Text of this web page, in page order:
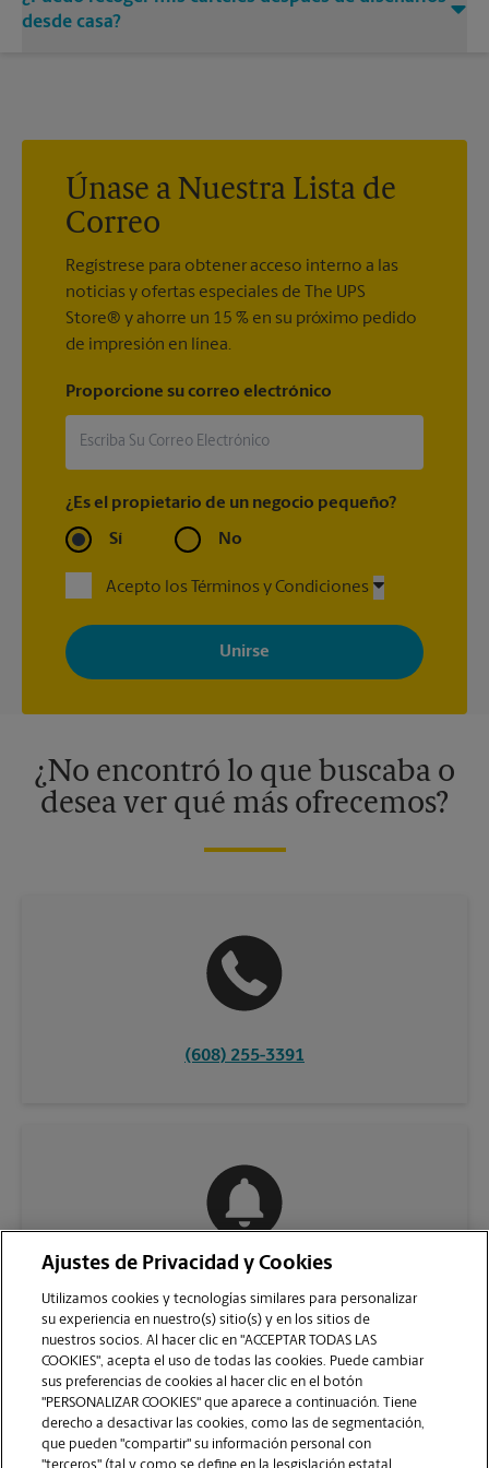
ayudarle a obtener el cartel del tamaño exacto que estás
desde casa?
Únase a Nuestra Lista de
Correo
Regístrese para obtener acceso interno a las
noticias y ofertas especiales de The UPS
Store® y ahorre un 15 % en su próximo pedido
de impresión en línea.
Proporcione su correo electrónico
¿Es el propietario de un negocio pequeño?
Sí No
Acepto los Términos y Condiciones
Al registrarse, acepta recibir correos electrónicos de The UPS
Store con noticias, ofertas especiales, promociones y mensajes
adaptados a sus intereses. Puede darse de baja en cualquier
momento. Para más información, consulte nuestra política de
¿No encontró lo que buscaba o
desea ver qué más ofrecemos?
(608) 255-3391
Ajustes de Privacidad y Cookies
Utilizamos cookies y tecnologías similares para personalizar
su experiencia en nuestro(s) sitio(s) y en los sitios de
nuestros socios. Al hacer clic en "ACCEPTAR TODAS LAS
COOKIES", acepta el uso de todas las cookies. Puede cambiar
sus preferencias de cookies al hacer clic en el botón
"PERSONALIZAR COOKIES" que aparece a continuación. Tiene
derecho a desactivar las cookies, como las de segmentación,
que pueden "compartir" su información personal con